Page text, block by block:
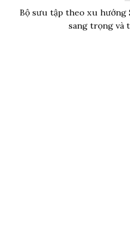
Bộ sưu tập theo xu hướng
sang trọng và